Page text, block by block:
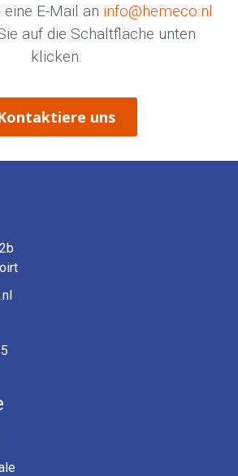
E-Mail an info@hemeco.nl
auf die Schaltfläche unten
klicken.
uns